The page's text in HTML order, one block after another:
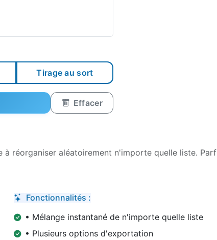
Tirage au sort
Effacer
réorganiser aléatoirement n'importe quelle liste.
Fonctionnalités :
• Mélange instantané de n'importe quelle liste
• Plusieurs options d'exportation